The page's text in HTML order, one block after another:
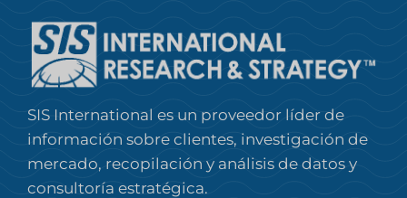
SIS International es un proveedor líder de
información sobre clientes, investigación de
mercado, recopilación y análisis de datos y
consultoría estratégica.